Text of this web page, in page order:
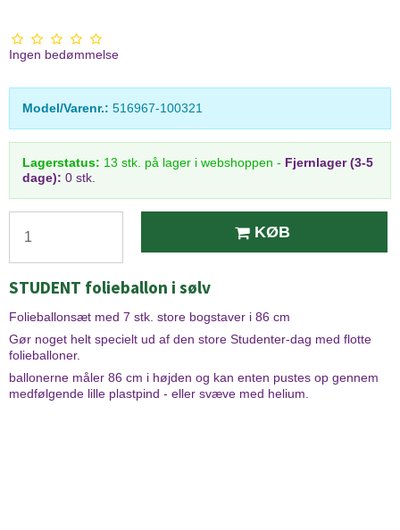
Ingen bedømmelse
Model/Varenr.: 516967-100321
Lagerstatus: 13 stk. på lager i webshoppen - Fjernlager (3-5
dage): 0 stk.
KØB
STUDENT folieballon i sølv
Folieballonsæt med 7 stk. store bogstaver i 86 cm
Gør noget helt specielt ud af den store Studenter-dag med flotte
folieballoner.
ballonerne måler 86 cm i højden og kan enten pustes op gennem
medfølgende lille plastpind - eller svæve med helium.